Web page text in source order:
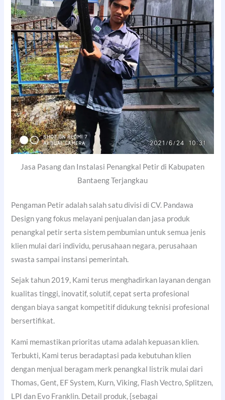
Jasa Pasang dan Instalasi Penangkal Petir di Kabupaten
Bantaeng Terjangkau
Pengaman Petir adalah salah satu divisi di CV. Pandawa
Design yang fokus melayani penjualan dan jasa produk
penangkal petir serta sistem pembumian untuk semua jenis
klien mulai dari individu, perusahaan negara, perusahaan
swasta sampai instansi pemerintah.
Sejak tahun 2019, Kami terus menghadirkan layanan dengan
kualitas tinggi, inovatif, solutif, cepat serta profesional
dengan biaya sangat kompetitif didukung teknisi profesional
bersertifikat.
Kami memastikan prioritas utama adalah kepuasan klien.
Terbukti, Kami terus beradaptasi pada kebutuhan klien
dengan menjual beragam merk penangkal listrik mulai dari
Thomas, Gent, EF System, Kurn, Viking, Flash Vectro, Splitzen,
LPI dan Evo Franklin. Detail produk, {sebagai